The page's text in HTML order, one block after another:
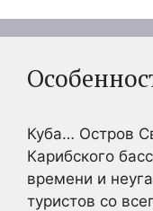
Куба… Остров
Карибского
времени и
туристов со